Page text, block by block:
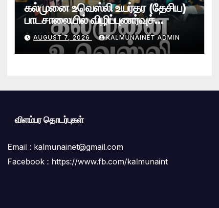
கல்முனை உவெஸ்லி உயர்தர (தேசிய)
பாடசாலையில் விழிப்புணர்வுச்
செயலமர்வு
AUGUST 7, 2026 KALMUNAINET ADMIN
விளம்பர தொடர்புகள்
Email : kalmunainet@gmail.com
Facebook : https://www.fb.com/kalmunaint